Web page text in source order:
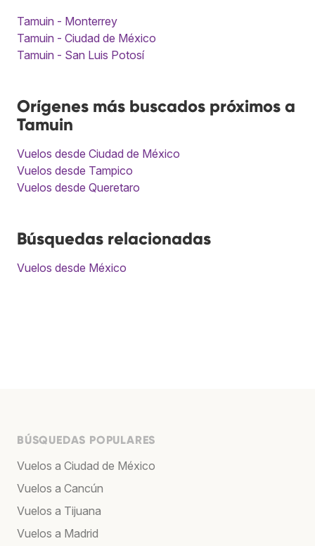
Tamuin - Monterrey
Tamuin - Ciudad de México
Tamuin - San Luis Potosí
Orígenes más buscados próximos a
Tamuin
Vuelos desde Ciudad de México
Vuelos desde Tampico
Vuelos desde Queretaro
Búsquedas relacionadas
Vuelos desde México
BÚSQUEDAS POPULARES
Vuelos a Ciudad de México
Vuelos a Cancún
Vuelos a Tijuana
Vuelos a Madrid